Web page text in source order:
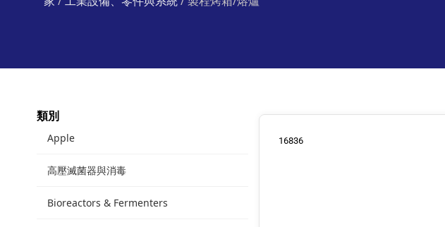
類別
Apple
高壓滅菌器與消毒
Bioreactors & Fermenters
16836